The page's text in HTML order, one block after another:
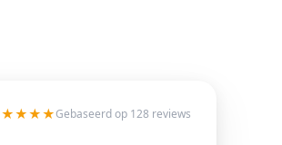
★★★★Gebaseerd op 128 reviews